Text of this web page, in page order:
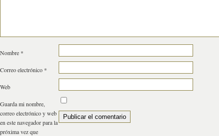
Nombre *
Correo electrónico *
Web
Guarda mi nombre,
correo electrónico y web
en este navegador para la
próxima vez que